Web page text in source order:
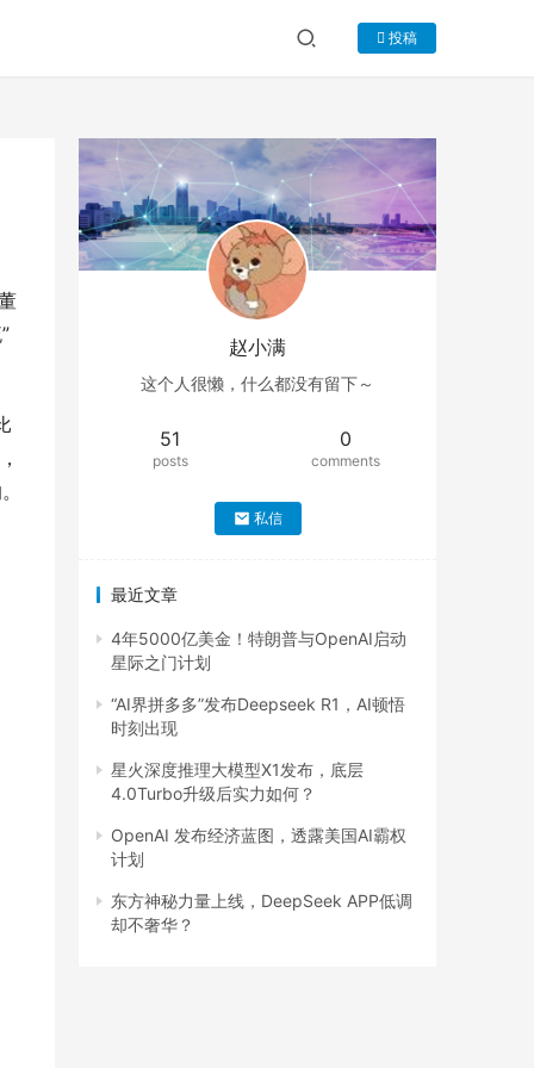
投稿
赵小满
这个人很懒，什么都没有留下～
51
posts
0
comments
私信
最近文章
4年5000亿美金！特朗普与OpenAI启动
星际之门计划
“AI界拼多多”发布Deepseek R1，AI顿悟
时刻出现
星火深度推理大模型X1发布，底层
4.0Turbo升级后实力如何？
OpenAI 发布经济蓝图，透露美国AI霸权
计划
东方神秘力量上线，DeepSeek APP低调
却不奢华？